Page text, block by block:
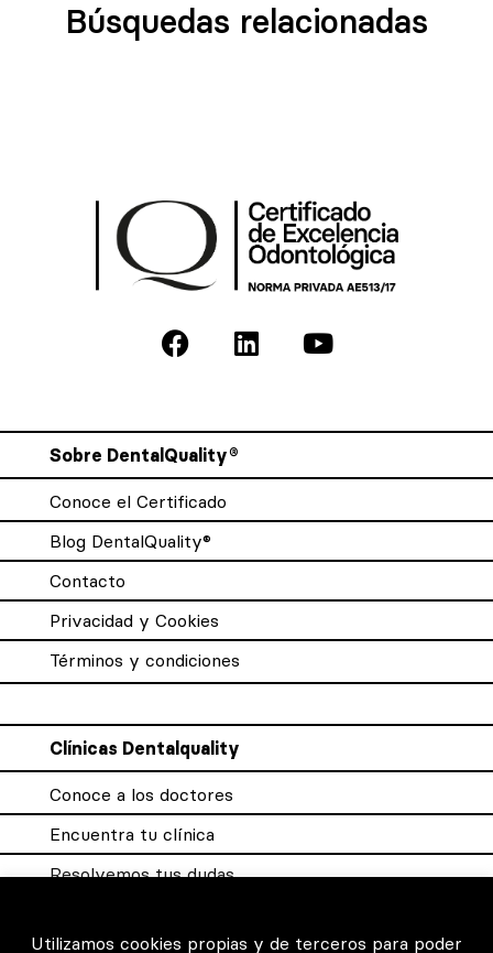
Búsquedas relacionadas
Sobre DentalQuality®
Conoce el Certificado
Blog DentalQuality®
Contacto
Privacidad y Cookies
Términos y condiciones
Clínicas Dentalquality
Conoce a los doctores
Encuentra tu clínica
Resolvemos tus dudas
Utilizamos cookies propias y de terceros para poder